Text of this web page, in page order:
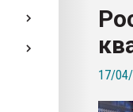
ситуацией
Всё, что
бутылок
17/